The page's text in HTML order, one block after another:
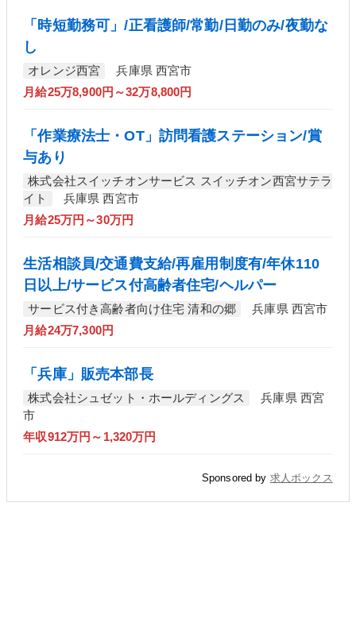
「時短勤務可」/正看護師/常勤/日勤のみ/夜勤な
し
オレンジ西宮
兵庫県 西宮市
月給25万8,900円～32万8,800円
「作業療法士・OT」訪問看護ステーション/賞
与あり
株式会社スイッチオンサービス スイッチオン西宮サテラ
イト
兵庫県 西宮市
月給25万円～30万円
生活相談員/交通費支給/再雇用制度有/年休110
日以上/サービス付高齢者住宅/ヘルパー
サービス付き高齢者向け住宅 清和の郷
兵庫県 西宮市
月給24万7,300円
「兵庫」販売本部長
株式会社シュゼット・ホールディングス
兵庫県 西宮
市
年収912万円～1,320万円
Sponsored by 求人ボックス